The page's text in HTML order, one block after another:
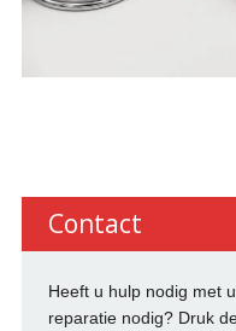
Contact
Heeft u hulp nodig met
reparatie nodig? Druk